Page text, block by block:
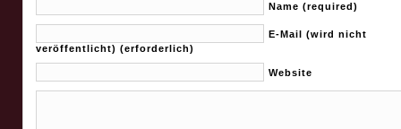
Name (required)
E-Mail (wird nicht
veröffentlicht) (erforderlich)
Website